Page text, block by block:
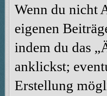
Wenn du nicht
eigenen
indem du das
anklickst;
Erstellung